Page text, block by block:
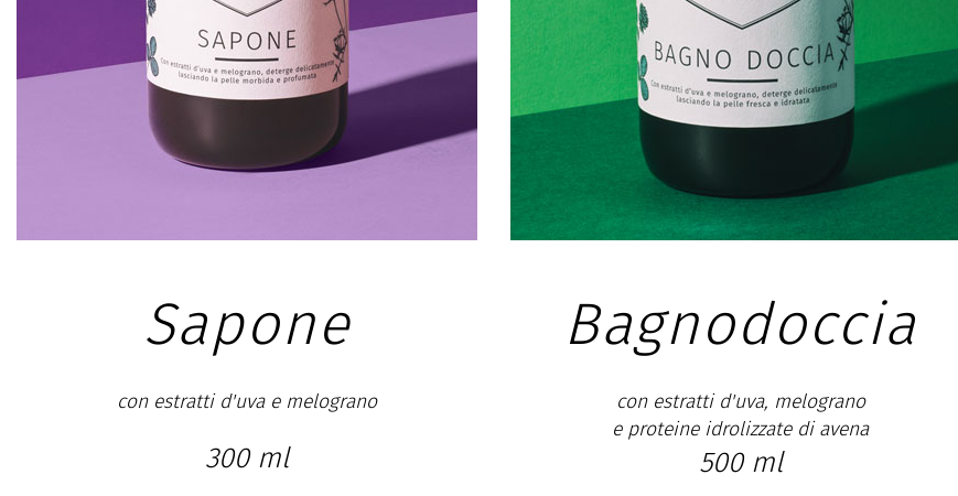
Sapone
con estratti d'uva e melograno
300 ml
Bagnodoccia
con estratti d'uva, melograno
e proteine idrolizzate di avena
500 ml